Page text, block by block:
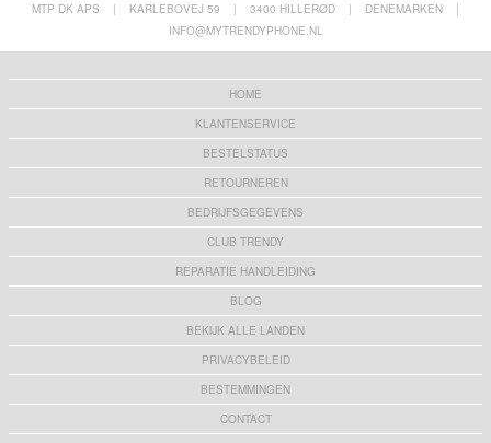
MTP DK APS | KARLEBOVEJ 59 | 3400 HILLERØD | DENEMARKEN
|
INFO@MYTRENDYPHONE.NL
HOME
KLANTENSERVICE
BESTELSTATUS
RETOURNEREN
BEDRIJFSGEGEVENS
CLUB TRENDY
REPARATIE HANDLEIDING
BLOG
BEKIJK ALLE LANDEN
PRIVACYBELEID
BESTEMMINGEN
CONTACT